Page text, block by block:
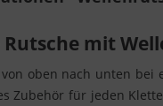
mit
von oben nach unten
Zubehör für jeden